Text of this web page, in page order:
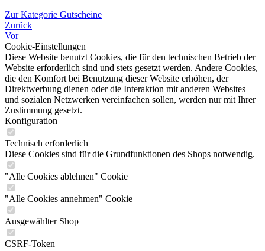
Zur Kategorie Gutscheine
Zurück
Vor
Cookie-Einstellungen
Diese Website benutzt Cookies, die für den technischen Betrieb der
Website erforderlich sind und stets gesetzt werden. Andere Cookies,
die den Komfort bei Benutzung dieser Website erhöhen, der
Direktwerbung dienen oder die Interaktion mit anderen Websites
und sozialen Netzwerken vereinfachen sollen, werden nur mit Ihrer
Zustimmung gesetzt.
Konfiguration
Technisch erforderlich
Diese Cookies sind für die Grundfunktionen des Shops notwendig.
"Alle Cookies ablehnen" Cookie
"Alle Cookies annehmen" Cookie
Ausgewählter Shop
CSRF-Token